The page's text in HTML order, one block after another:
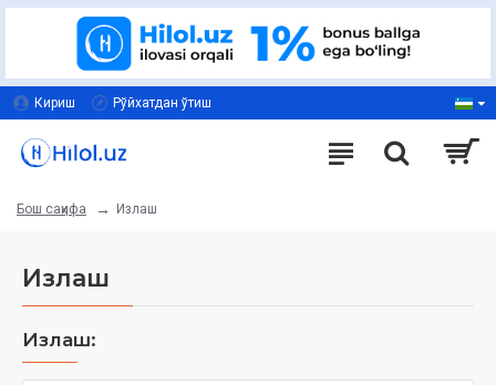
Кириш Рўйхатдан ўтиш
Бош саҳифа Излаш
Излаш
Излаш: